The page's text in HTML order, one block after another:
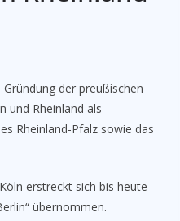
der preußischen
und Rheinland als
Rheinland-Pfalz sowie das
erstreckt sich bis heute
übernommen.